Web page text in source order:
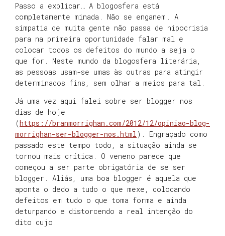
Passo a explicar… A blogosfera está
completamente minada. Não se enganem… A
simpatia de muita gente não passa de hipocrisia
para na primeira oportunidade falar mal e
colocar todos os defeitos do mundo a seja o
que for. Neste mundo da blogosfera literária,
as pessoas usam-se umas às outras para atingir
determinados fins, sem olhar a meios para tal.
Já uma vez aqui falei sobre ser blogger nos
dias de hoje
(https://branmorrighan.com/2012/12/opiniao-blog-
morrighan-ser-blogger-nos.html). Engraçado como
passado este tempo todo, a situação ainda se
tornou mais crítica. O veneno parece que
começou a ser parte obrigatória de se ser
blogger. Aliás, uma boa blogger é aquela que
aponta o dedo a tudo o que mexe, colocando
defeitos em tudo o que toma forma e ainda
deturpando e distorcendo a real intenção do
dito cujo.